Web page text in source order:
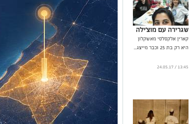
שגרירה עם מוצ'ילה
קארין אלקסלסי מאשקלון
היא רק בת 25 וכבר מייצג...
13:45 / 24.05.17